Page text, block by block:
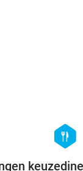
hexagon
food